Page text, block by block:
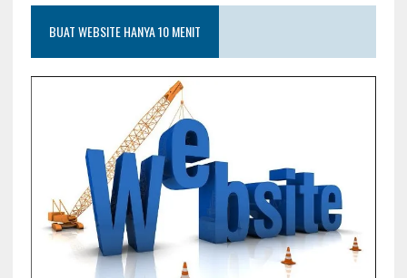
BUAT WEBSITE HANYA 10 MENIT